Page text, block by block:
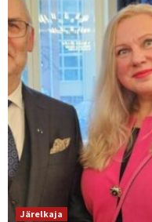
Järelkaja